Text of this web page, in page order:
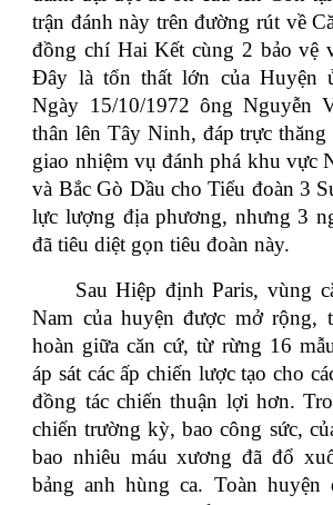
trận đánh này trên đường rút về
đồng chí Hai Kết cùng 2 bảo vệ
Đây là tổn thất lớn của Huyện
Ngày 15/10/1972 ông Nguyễn
thân lên Tây Ninh, đáp trực
giao nhiệm vụ đánh phá khu vực
và Bắc Gò Dầu cho Tiểu đoàn 3
lực lượng địa phương, nhưng 3
đã tiêu diệt gọn tiêu đoàn này.
Sau Hiệp định Paris, vùng
Nam của huyện được mở rộng,
hoàn giữa căn cứ, từ rừng 16
áp sát các ấp chiến lược tạo cho
đồng tác chiến thuận lợi hơn.
chiến trường kỳ, bao công sức,
bao nhiêu máu xương đã đổ
bảng anh hùng ca. Toàn huyện